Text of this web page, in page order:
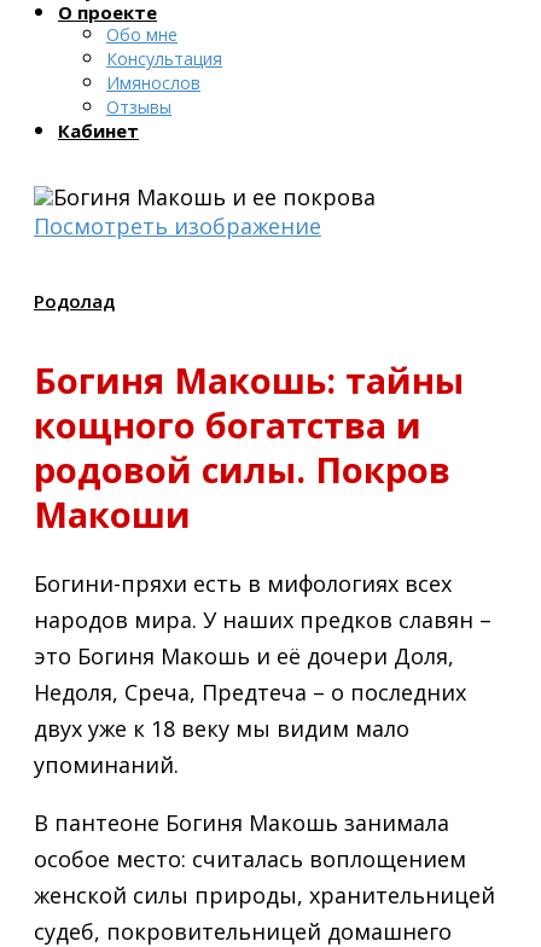
О проекте
Обо мне
Консультация
Имянослов
Отзывы
Кабинет
Посмотреть изображение
Родолад
Богиня Макошь: тайны
кощного богатства и
родовой силы. Покров
Макоши
Богини-пряхи есть в мифологиях всех
народов мира. У наших предков славян –
это Богиня Макошь и её дочери Доля,
Недоля, Среча, Предтеча – о последних
двух уже к 18 веку мы видим мало
упоминаний.
В пантеоне Богиня Макошь занимала
особое место: считалась воплощением
женской силы природы, хранительницей
судеб, покровительницей домашнего